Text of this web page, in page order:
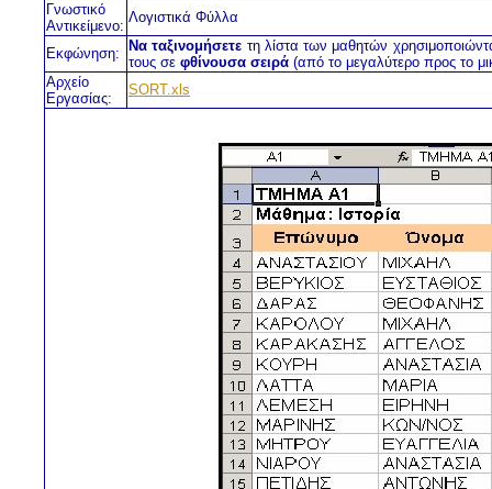
Γνωστικό
Αντικείμενο:
Λογιστικά Φύλλα
Εκφώνηση: Να ταξινομήσετε τη λίστα των μαθητών
τους σε φθίνουσα σειρά (από το μεγαλύτερο προς το
Αρχείο
Εργασίας:
SORT.xls